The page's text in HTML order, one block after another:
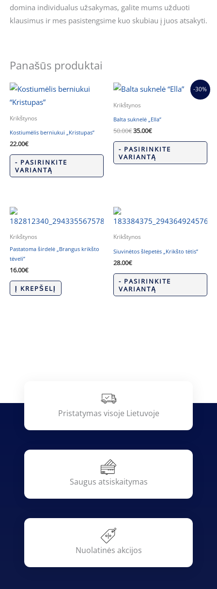
domina individualus užsakymas, galite mums užduoti
klausimus ir mes pasistengsime kuo skubiau į juos atsakyti.
Panašūs produktai
Krikštynos
Kostiumėlis berniukui „Kristupas”
22.00€
- PASIRINKITE
VARIANTĄ
-30%
Krikštynos
Balta suknelė „Ella”
50.00€
Original
price
was:
35.00€
Current
price
- PASIRINKITE
VARIANTĄ
Krikštynos
Pastatoma širdelė „Brangus krikšto
tėveli”
16.00€
Į KREPŠELĮ
Krikštynos
Siuvinėtos šlepetės „Krikšto tėtis”
28.00€
- PASIRINKITE
VARIANTĄ
Pristatymas visoje Lietuvoje
Saugus atsiskaitymas
Nuolatinės akcijos